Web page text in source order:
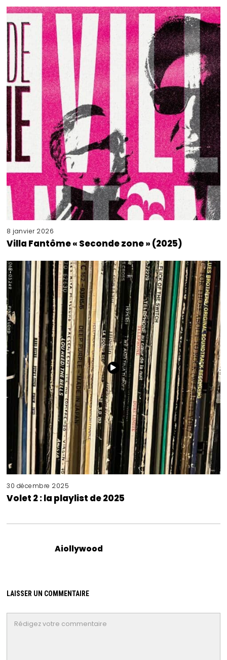
8 janvier 2026
Villa Fantôme « Seconde zone » (2025)
30 décembre 2025
Volet 2 : la playlist de 2025
Aiollywood
LAISSER UN COMMENTAIRE